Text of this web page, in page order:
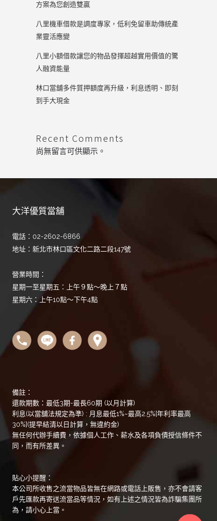
方案為您創造雙贏
八里機車借款是調度專家，低利免留車助傳統產
業靈活應變
八里小額借款讓您的物品發揮超越實用價值的驚
人融資能量
林口當舖多件質押額度再升級，利息透明、即刻
到手大現金
Recent Comments
尚無留言可供顯示。
大洋優質當舖
電話：02-2602-6866
地址：新北市林口區文化二路二段147號
營業時間：
星期一至星期五：上午９點～晚上７點
星期六：上午10點～下午4點
備註：
還款期數：最低3期-最長60期 (以月計算)
利息(以當舖法規定為準) : 月息最低1%~最高2.5%[年利率最高
30%](提早結清以日計算，無違約金)
無任何代辦手續費，依據個人工作、薪水及各項負債授信條件不
同，而有所差異。
貼心小提醒：
本公司所收售之流當物品皆無在網路或電話上販售，亦不會請客
戶先匯款再寄送流當品等情況，如有上述之情況皆為詐騙集團所
為，請小心上當。